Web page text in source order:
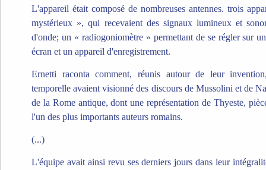
L'appareil était composé de nombreuses antennes. trois
mystérieux », qui recevaient des signaux lumineux et
d'onde; un « radiogoniomètre » permettant de se régler sur
écran et un appareil d'enregistrement.
Ernetti raconta comment, réunis autour de leur
temporelle avaient visionné des discours de Mussolini et de
de la Rome antique, dont une représentation de Thyeste,
l'un des plus importants auteurs romains.
(...)
L'équipe avait ainsi revu ses derniers jours dans leur